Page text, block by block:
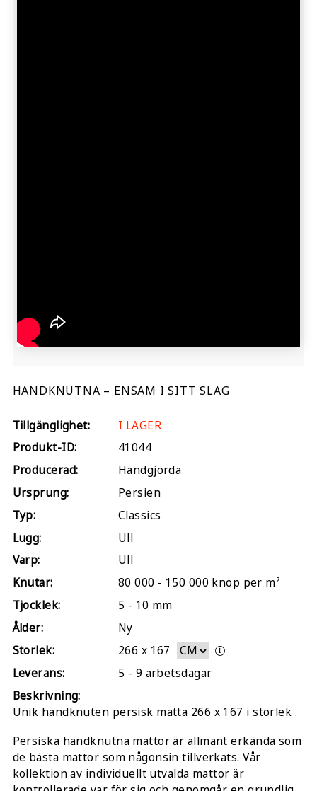
HANDKNUTNA – ENSAM I SITT SLAG
Tillgänglighet:
I LAGER
Produkt-ID:
41044
Producerad:
Handgjorda
Ursprung:
Persien
Typ:
Classics
Lugg:
Ull
Varp:
Ull
Knutar:
80 000 - 150 000 knop per m²
Tjocklek:
5 - 10 mm
Ålder:
Ny
Storlek:
266 x 167
Leverans:
5 - 9 arbetsdagar
Beskrivning:
Unik handknuten persisk matta 266 x 167 i storlek .
Persiska handknutna mattor är allmänt erkända som
de bästa mattor som någonsin tillverkats. Vår
kollektion av individuellt utvalda mattor är